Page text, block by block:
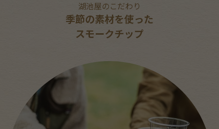
湖池屋のこだわり
季節の素材を使った
スモークチップ